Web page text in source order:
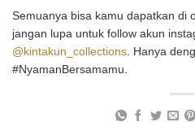
Semuanya bisa kamu dapatkan di
jangan lupa untuk follow akun
@kintakun_collections . Hanya
#NyamanBersamamu.